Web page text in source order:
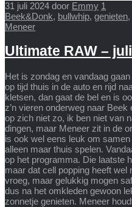
31 juli 2024 door Emmy 1
Beek&Donk, bullwhip, genieten,
Meneer
Ultimate RAW –
Het is zondag en vandaag
op tijd thuis in de auto en rijd
kletsen, dan gaat de bel en is
z’n vieren onderweg naar
op zich niet zo, ik ben niet van
dingen, maar Meneer zit in de
is ook wel eens leuk om
alleen maar thuis spelen.
op het programma. Die laatste
maar dat cell popping heeft
vroeg, maar gelukkig mogen
dus na het omkleden gewoon
zonnetje genieten. Meneer